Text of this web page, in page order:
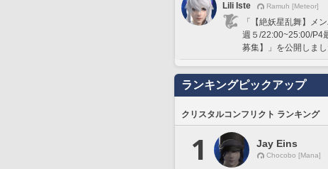
Lili Iste
Ramuh [Meteor]
「【絶妖星乱舞】メ
週５/22:00~25:00/P4
募集】」を公開しまし
ランキングピックアップ
クリスタルコンフリクト ランキング
1 Jay Eins
Chocobo [Mana]